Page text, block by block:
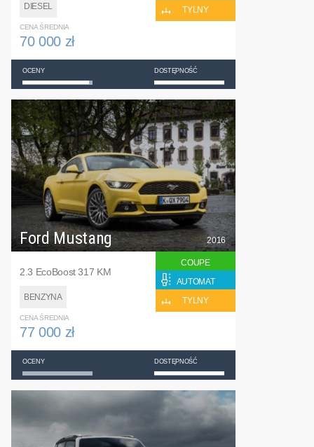
DIESEL
TYLNY
CENA ŚREDNIA
70 000 zł
OCENY DOSTĘPNOŚĆ
Ford Mustang
2.3 EcoBoost 317 KM
BENZYNA
2016
COUPE
AUTOMAT
TYLNY
CENA ŚREDNIA
77 000 zł
OCENY DOSTĘPNOŚĆ